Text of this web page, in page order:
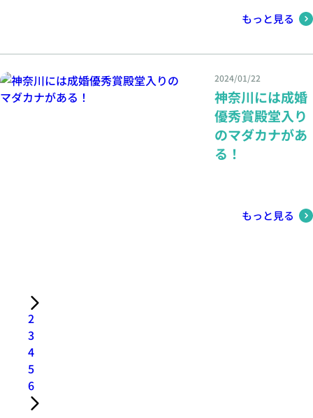
もっと見る
2024/01/22
神奈川には成婚
優秀賞殿堂入り
のマダカナがあ
る！
もっと見る
2
3
4
5
6